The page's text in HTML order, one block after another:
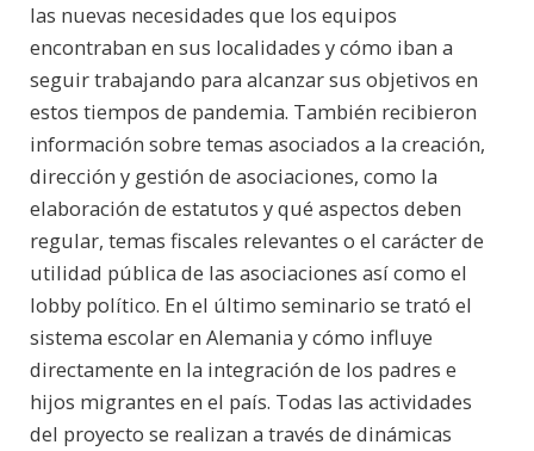
las nuevas necesidades que los equipos
encontraban en sus localidades y cómo iban a
seguir trabajando para alcanzar sus objetivos en
estos tiempos de pandemia. También recibieron
información sobre temas asociados a la creación,
dirección y gestión de asociaciones, como la
elaboración de estatutos y qué aspectos deben
regular, temas fiscales relevantes o el carácter de
utilidad pública de las asociaciones así como el
lobby político. En el último seminario se trató el
sistema escolar en Alemania y cómo influye
directamente en la integración de los padres e
hijos migrantes en el país. Todas las actividades
del proyecto se realizan a través de dinámicas